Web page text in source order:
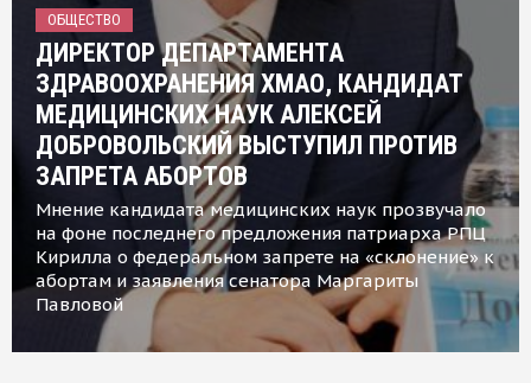
ОБЩЕСТВО
ДИРЕКТОР ДЕПАРТАМЕНТА
ЗДРАВООХРАНЕНИЯ ХМАО, КАНДИДАТ
МЕДИЦИНСКИХ НАУК АЛЕКСЕЙ
ДОБРОВОЛЬСКИЙ ВЫСТУПИЛ ПРОТИВ
ЗАПРЕТА АБОРТОВ
Мнение кандидата медицинских наук прозвучало
на фоне последнего предложения патриарха РПЦ
Кирилла о федеральном запрете на «склонение» к
абортам и заявления сенатора Маргариты
Павловой